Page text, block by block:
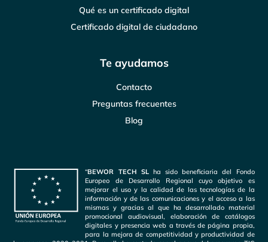
Qué es un certificado digital
Certificado digital de ciudadano
Te ayudamos
Contacto
Preguntas frecuentes
Blog
“BEWOR TECH SLha sido beneficiaria del Fondo
Europeo de Desarrollo Regional cuyo objetivo es
mejorar el uso y la calidad de las tecnologías de la
información y de las comunicaciones y el acceso a las
mismas y gracias al que ha desarrollado material
promocional audiovisual, elaboración de catálogos
digitales y presencia web a través de página propia,
para la mejora de competitividad y productividad de